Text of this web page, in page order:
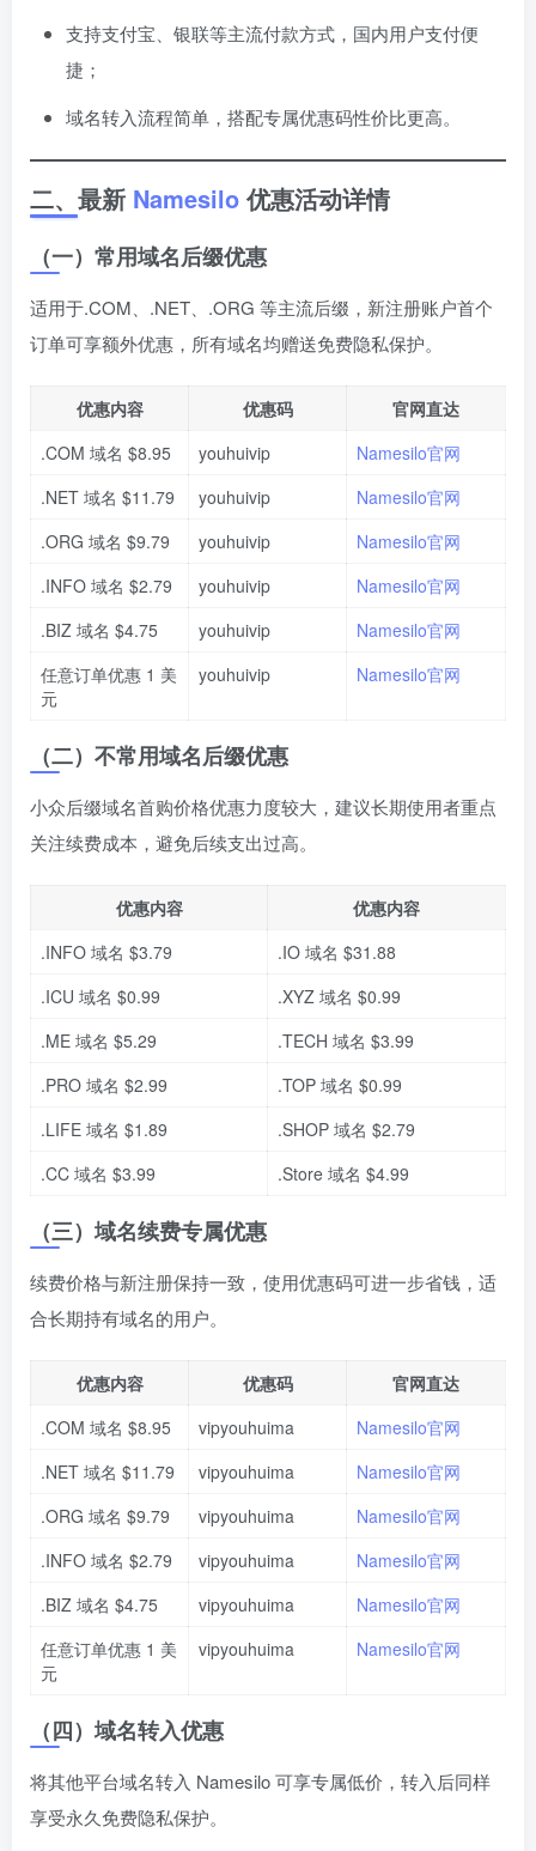
支持支付宝、银联等主流付款方式，国内用户支付便
捷；
域名转入流程简单，搭配专属优惠码性价比更高。
二、最新 Namesilo 优惠活动详情
（一）常用域名后缀优惠
适用于.COM、.NET、.ORG 等主流后缀，新注册账户首个
订单可享额外优惠，所有域名均赠送免费隐私保护。
优惠内容 优惠码
官网直达
.COM 域名 $8.95
youhuivip
Namesilo官网
.NET 域名 $11.79
youhuivip
Namesilo官网
.ORG 域名 $9.79
youhuivip
Namesilo官网
.INFO 域名 $2.79
youhuivip
Namesilo官网
.BIZ 域名 $4.75
youhuivip
Namesilo官网
任意订单优惠 1 美
元
youhuivip Namesilo官网
（二）不常用域名后缀优惠
小众后缀域名首购价格优惠力度较大，建议长期使用者重点
关注续费成本，避免后续支出过高。
优惠内容
优惠内容
.INFO 域名 $3.79
.IO 域名 $31.88
.ICU 域名 $0.99
.XYZ 域名 $0.99
.ME 域名 $5.29
.TECH 域名 $3.99
.PRO 域名 $2.99
.TOP 域名 $0.99
.LIFE 域名 $1.89
.SHOP 域名 $2.79
.CC 域名 $3.99
.Store 域名 $4.99
（三）域名续费专属优惠
续费价格与新注册保持一致，使用优惠码可进一步省钱，适
合长期持有域名的用户。
优惠内容 优惠码
官网直达
.COM 域名 $8.95
vipyouhuima
Namesilo官网
.NET 域名 $11.79
vipyouhuima
Namesilo官网
.ORG 域名 $9.79
vipyouhuima
Namesilo官网
.INFO 域名 $2.79
vipyouhuima
Namesilo官网
.BIZ 域名 $4.75
vipyouhuima
Namesilo官网
任意订单优惠 1 美
元
vipyouhuima Namesilo官网
（四）域名转入优惠
将其他平台域名转入 Namesilo 可享专属低价，转入后同样
享受永久免费隐私保护。